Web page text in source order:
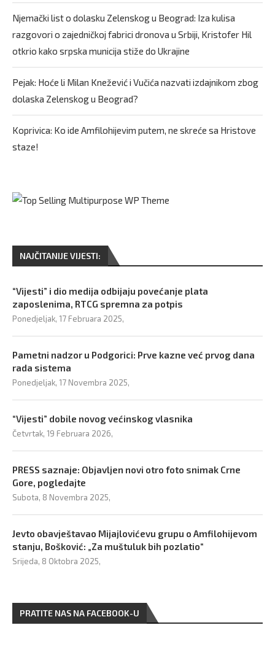
Njemački list o dolasku Zelenskog u Beograd: Iza kulisa
razgovori o zajedničkoj fabrici dronova u Srbiji, Kristofer Hil
otkrio kako srpska municija stiže do Ukrajine
Pejak: Hoće li Milan Knežević i Vučića nazvati izdajnikom zbog
dolaska Zelenskog u Beograd?
Koprivica: Ko ide Amfilohijevim putem, ne skreće sa Hristove
staze!
NAJČITANIJE VIJESTI:
“Vijesti” i dio medija odbijaju povećanje plata
zaposlenima, RTCG spremna za potpis
Ponedjeljak, 17 Februara 2025,
Pametni nadzor u Podgorici: Prve kazne već prvog dana
rada sistema
Ponedjeljak, 17 Novembra 2025,
“Vijesti” dobile novog većinskog vlasnika
Četvrtak, 19 Februara 2026,
PRESS saznaje: Objavljen novi otro foto snimak Crne
Gore, pogledajte
Subota, 8 Novembra 2025,
Jevto obavještavao Mijajlovićevu grupu o Amfilohijevom
stanju, Bošković: „Za muštuluk bih pozlatio“
Srijeda, 8 Oktobra 2025,
PRATITE NAS NA FACEBOOK-U